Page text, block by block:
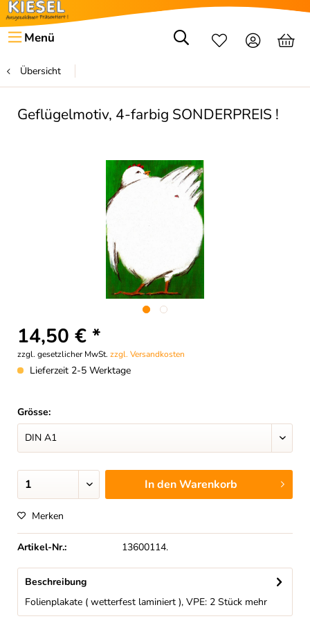
Menü
Übersicht
Geflügelmotiv, 4-farbig SONDERPREIS !
14,50 € *
zzgl. gesetzlicher MwSt. zzgl. Versandkosten
Lieferzeit 2-5 Werktage
Grösse:
In denWarenkorb
Merken
Artikel-Nr.: 13600114.
Beschreibung
Folienplakate ( wetterfest laminiert ), VPE: 2 Stück mehr